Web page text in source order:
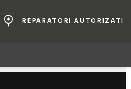
REPARATORI AUTORIZATI